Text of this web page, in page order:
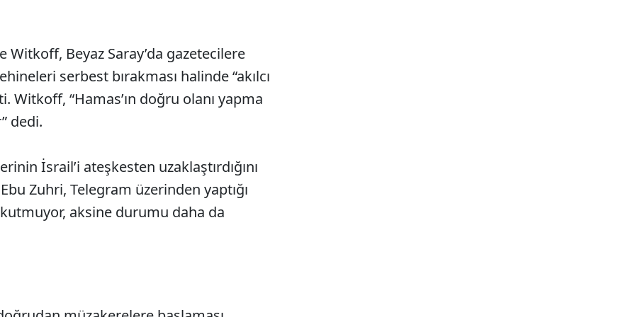
Witkoff, Beyaz Saray’da gazetecilere
serbest bırakması halinde “akılcı
Witkoff, “Hamas’ın doğru olanı yapma
dedi.
İsrail’i ateşkesten uzaklaştırdığını
Zuhri, Telegram üzerinden yaptığı
aksine durumu daha da